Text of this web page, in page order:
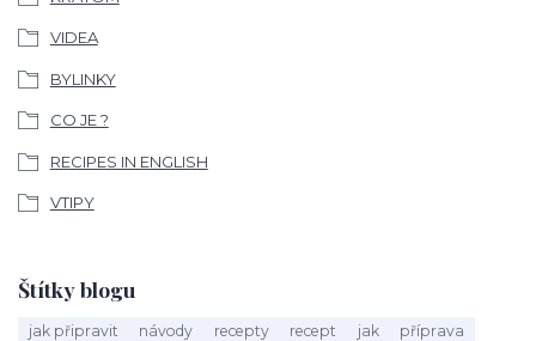
VIDEA
BYLINKY
CO JE ?
RECIPES IN ENGLISH
VTIPY
Štítky blogu
jak připravit návody recepty recept jak
příprava